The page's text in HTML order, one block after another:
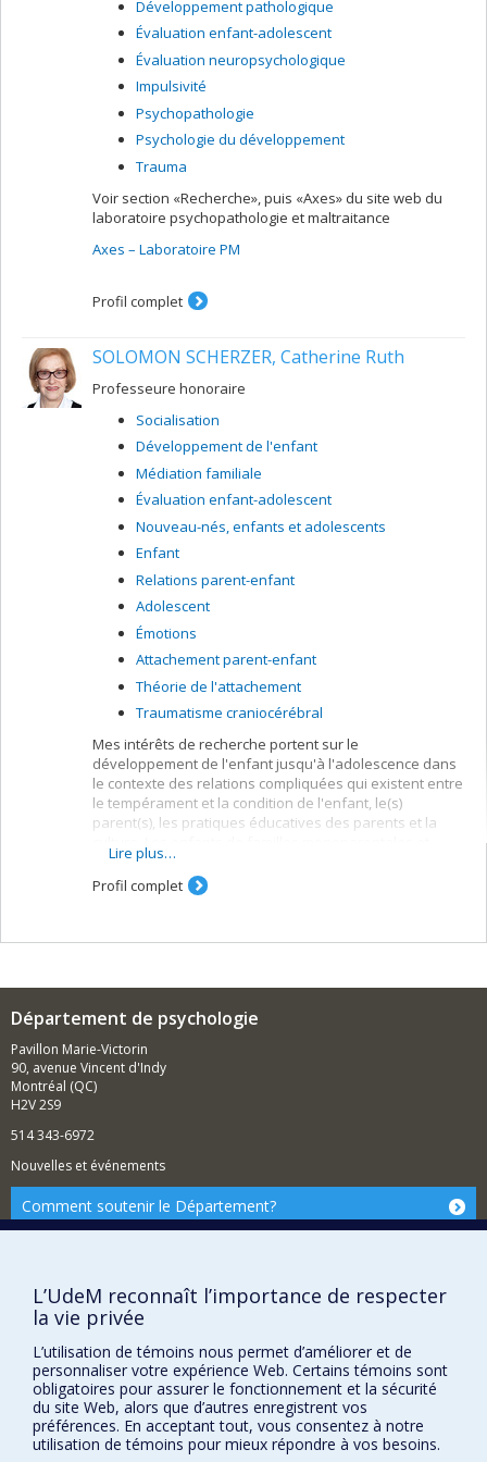
Développement pathologique
Évaluation enfant-adolescent
Évaluation neuropsychologique
Impulsivité
Psychopathologie
Psychologie du développement
Trauma
Voir section «Recherche», puis «Axes» du site web du
laboratoire psychopathologie et maltraitance
Axes – Laboratoire PM
Profil complet
SOLOMON SCHERZER, Catherine Ruth
Professeure honoraire
Socialisation
Développement de l'enfant
Médiation familiale
Évaluation enfant-adolescent
Nouveau-nés, enfants et adolescents
Enfant
Relations parent-enfant
Adolescent
Émotions
Attachement parent-enfant
Théorie de l'attachement
Traumatisme craniocérébral
Mes intérêts de recherche portent sur le
développement de l'enfant jusqu'à l'adolescence dans
le contexte des relations compliquées qui existent entre
le tempérament et la condition de l'enfant, le(s)
parent(s), les pratiques éducatives des parents et la
reconstituées ainsi que les enfants adoptés sont des
intérêts particuliers. Quelques exemples des
recherches en cours sont : l'étude exploratoire sur les
adoptifs d'enfants âgés de deux à trois ans;
éducatives et le comportement des enfants; l'impact de
mères et les pères concernant la description du
comportement de leurs enfants; les facteurs
personnels parentaux que prédisent leurs
personnels parentaux que prédisent leurs pratiques
éducatives; l'attachement chez les enfants des
autochtones.
Un autre domaine d'intérêt porte sur le maintien de
relations satisfaisantes entre le traumatisé crânien et
Lire plus…
Profil complet
Département de psychologie
Pavillon Marie-Victorin
90, avenue Vincent d'Indy
Montréal (QC)
H2V 2S9
514 343-6972
Nouvelles et événements
Comment soutenir le Département?
Signaler une erreur
FACULTÉ DES ARTS ET DES SCIENCES
Nos départements et écoles
Nos centres d'études
L’UdeM reconnaît l’importance de respecter
la vie privée
L’utilisation de témoins nous permet d’améliorer et de
personnaliser votre expérience Web. Certains témoins sont
obligatoires pour assurer le fonctionnement et la sécurité
du site Web, alors que d’autres enregistrent vos
préférences. En acceptant tout, vous consentez à notre
utilisation de témoins pour mieux répondre à vos besoins.